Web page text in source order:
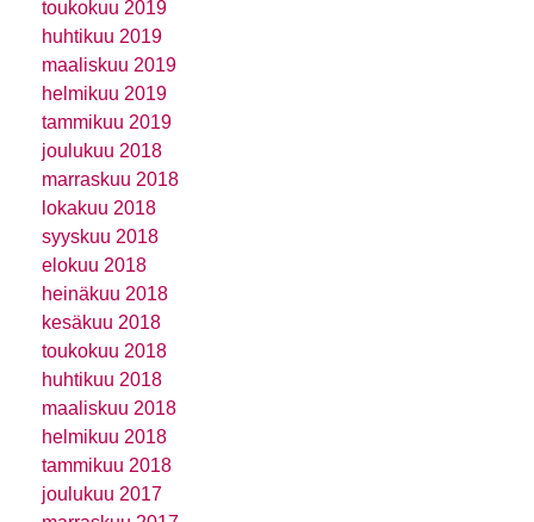
toukokuu 2019
huhtikuu 2019
maaliskuu 2019
helmikuu 2019
tammikuu 2019
joulukuu 2018
marraskuu 2018
lokakuu 2018
syyskuu 2018
elokuu 2018
heinäkuu 2018
kesäkuu 2018
toukokuu 2018
huhtikuu 2018
maaliskuu 2018
helmikuu 2018
tammikuu 2018
joulukuu 2017